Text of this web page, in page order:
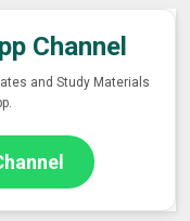
Channel
and Study Materials